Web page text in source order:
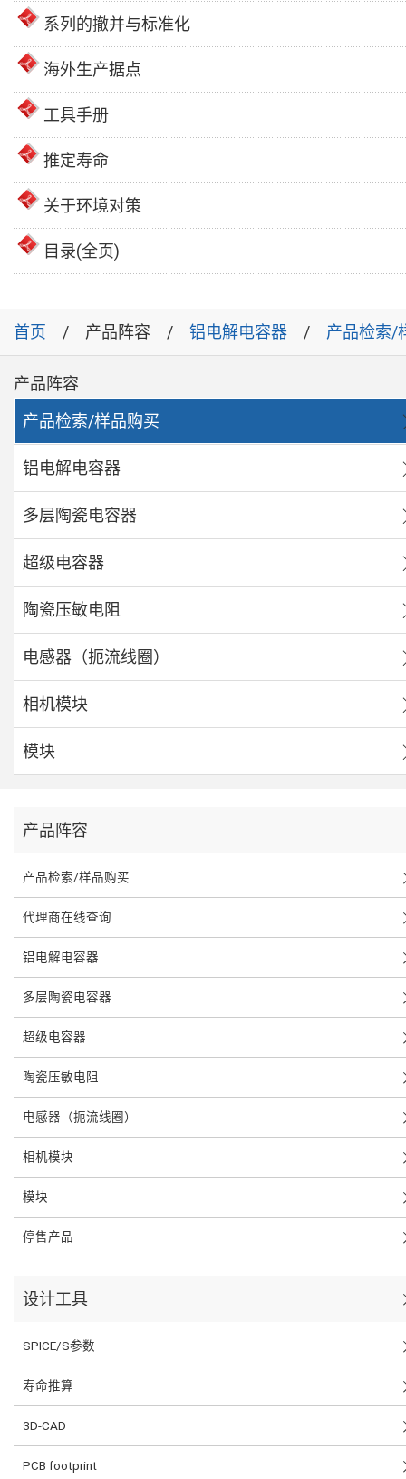
系列的撤并与标准化
海外生产据点
工具手册
推定寿命
关于环境对策
目录(全页)
首页 产品阵容 铝电解电容器 产品检索/
产品阵容
产品检索/样品购买
铝电解电容器
多层陶瓷电容器
超级电容器
陶瓷压敏电阻
电感器（扼流线圈）
相机模块
模块
产品阵容
产品检索/样品购买
代理商在线查询
铝电解电容器
多层陶瓷电容器
超级电容器
陶瓷压敏电阻
电感器（扼流线圈）
相机模块
模块
停售产品
设计工具
SPICE/S参数
寿命推算
3D-CAD
PCB footprint